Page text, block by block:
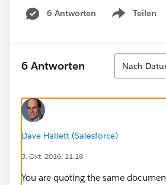
6 Antworten
Teilen
Show menu
6 Antworten
Sortieren
Nach
Dave Hallett (Salesforce)
3. Okt. 2016, 11:18
You are quoting the same